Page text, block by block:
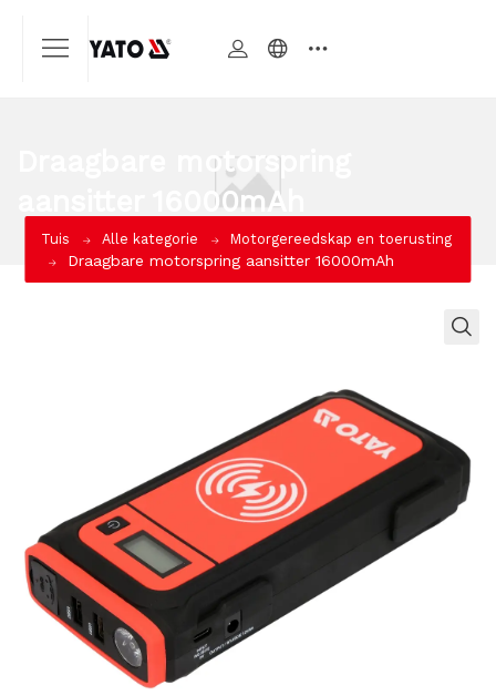
Draagbare motorspring
aansitter 16000mAh
Tuis Alle kategorie Motorgereedskap en toerusting
Draagbare motorspring aansitter 16000mAh